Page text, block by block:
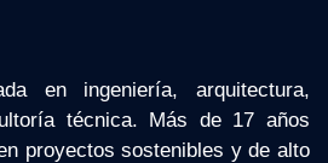
en ingeniería, arquitectura,
técnica. Más de 17 años
proyectos sostenibles y de alto